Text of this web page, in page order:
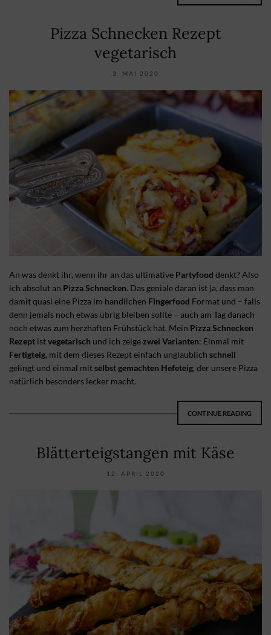
Pizza Schnecken Rezept
vegetarisch
3. MAI 2020
An was denkt ihr, wenn ihr an das ultimative Partyfood denkt? Also
ich absolut an Pizza Schnecken. Das geniale daran ist ja, dass man
damit quasi eine Pizza im handlichen Fingerfood Format und – falls
denn jemals noch etwas übrig bleiben sollte – auch am Tag danach
noch etwas zum herzhaften Frühstück hat. Mein Pizza Schnecken
Rezept istvegetarisch und ich zeigezwei Varianten: Einmal mit
Fertigteig, mit dem dieses Rezept einfach unglaublich schnell
gelingt und einmal mitselbst gemachten Hefeteig, der unsere Pizza
natürlich besonders lecker macht.
CONTINUE READING
Blätterteigstangen mit Käse
12. APRIL 2020